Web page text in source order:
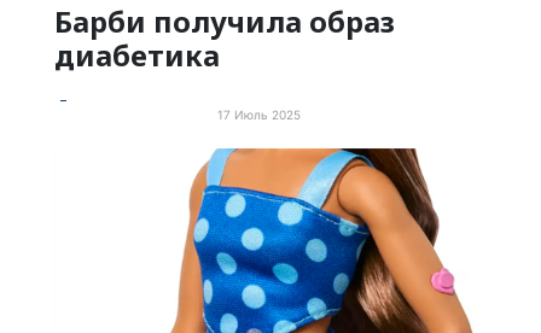
Барби получила образ
диабетика
17 Июль 2025